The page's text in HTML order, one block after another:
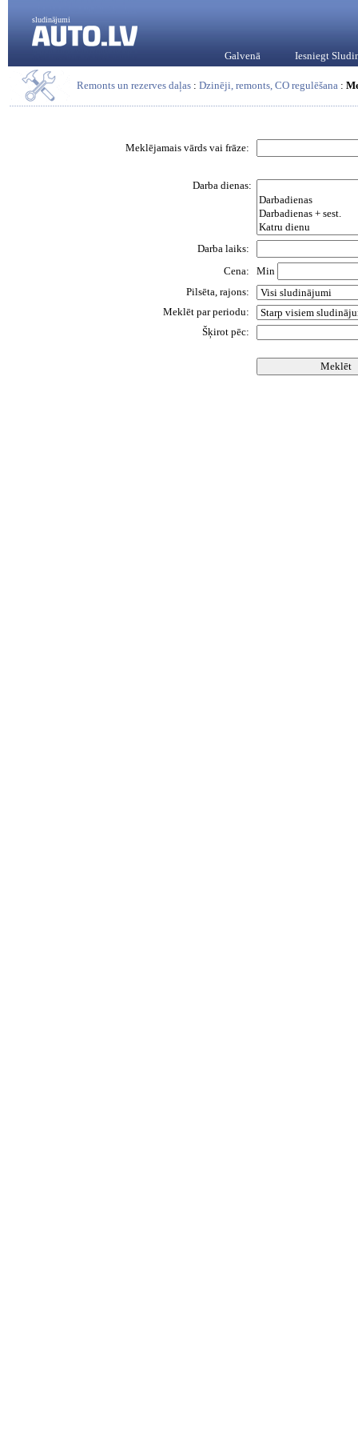
sludinājumi
Galvenā Iesniegt
Remonts un rezerves daļas : Dzinēji, remonts, CO regulēšana :
Meklējamais vārds vai frāze:
Darba dienas:
Darba laiks:
Cena:
Min
Pilsēta, rajons:
Meklēt par periodu:
Šķirot pēc: